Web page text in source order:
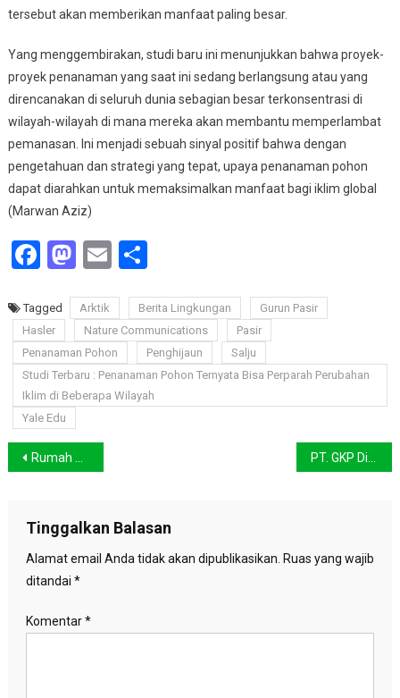
tersebut akan memberikan manfaat paling besar.
Yang menggembirakan, studi baru ini menunjukkan bahwa proyek-
proyek penanaman yang saat ini sedang berlangsung atau yang
direncanakan di seluruh dunia sebagian besar terkonsentrasi di
wilayah-wilayah di mana mereka akan membantu memperlambat
pemanasan. Ini menjadi sebuah sinyal positif bahwa dengan
pengetahuan dan strategi yang tepat, upaya penanaman pohon
dapat diarahkan untuk memaksimalkan manfaat bagi iklim global
(Marwan Aziz)
Facebook
Mastodon
EmailShare
Tagged Arktik Berita Lingkungan
Gurun Pasir
Hasler
Nature Communications
Pasir
Penanaman Pohon
Penghijaun
Salju
Studi Terbaru : Penanaman Pohon Ternyata Bisa Perparah Perubahan
Iklim di Beberapa Wilayah
Yale Edu
Navigasi
Rumah Korban Longsor Bandung Barat Bakal Direlokasi
Tinggalkan Balasan
Alamat email Anda tidak akan dipublikasikan. Ruas yang wajib
ditandai *
Komentar*